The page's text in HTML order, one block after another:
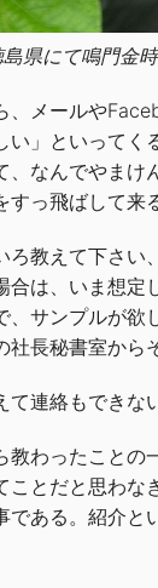
県にて鳴門金
、メールや
い」といって
、なんでやま
っ飛ばして来
ろ教えて下さ
合は、いま想
、サンプルが
長秘書室から
連絡もできな
教わったこと
ことだと思わ
である。紹介